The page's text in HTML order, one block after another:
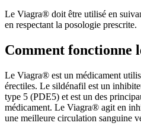
Le Viagra® doit être utilisé en
en respectant la posologie prescrite.
Comment fonctionne
Le Viagra® est un médicament
érectiles. Le sildénafil est un
type 5 (PDE5) et est un des
médicament. Le Viagra® agit en
une meilleure circulation sanguine